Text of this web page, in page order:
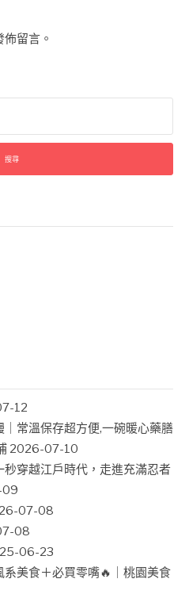
留言。
12
｜常溫保存超方便,一碗暖心藥膳
2026-07-10
穿越江戶時代，走進充滿忍者
09
07-08
08
06-23
美食＋必買零嘴🔥｜桃園美食